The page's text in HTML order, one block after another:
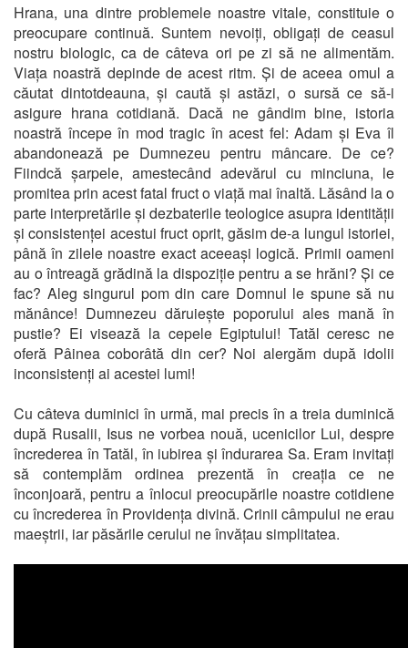
Hrana, una dintre problemele noastre vitale, constituie o
preocupare continuă. Suntem nevoiți, obligați de ceasul
nostru biologic, ca de câteva ori pe zi să ne alimentăm.
Viața noastră depinde de acest ritm. Și de aceea omul a
căutat dintotdeauna, și caută și astăzi, o sursă ce să-i
asigure hrana cotidiană. Dacă ne gândim bine, istoria
noastră începe în mod tragic în acest fel: Adam și Eva îl
abandonează pe Dumnezeu pentru mâncare. De ce?
Fiindcă șarpele, amestecând adevărul cu minciuna, le
promitea prin acest fatal fruct o viață mai înaltă. Lăsând la o
parte interpretările și dezbaterile teologice asupra identității
și consistenței acestui fruct oprit, găsim de-a lungul istoriei,
până în zilele noastre exact aceeași logică. Primii oameni
au o întreagă grădină la dispoziție pentru a se hrăni? Și ce
fac? Aleg singurul pom din care Domnul le spune să nu
mănânce! Dumnezeu dăruiește poporului ales mană în
pustie? Ei visează la cepele Egiptului! Tatăl ceresc ne
oferă Pâinea coborâtă din cer? Noi alergăm după idolii
inconsistenți ai acestei lumi!
Cu câteva duminici în urmă, mai precis în a treia duminică
după Rusalii, Isus ne vorbea nouă, ucenicilor Lui, despre
încrederea în Tatăl, în iubirea și îndurarea Sa. Eram invitați
să contemplăm ordinea prezentă în creația ce ne
înconjoară, pentru a înlocui preocupările noastre cotidiene
cu încrederea în Providența divină. Crinii câmpului ne erau
maeștrii, iar păsările cerului ne învățau simplitatea.